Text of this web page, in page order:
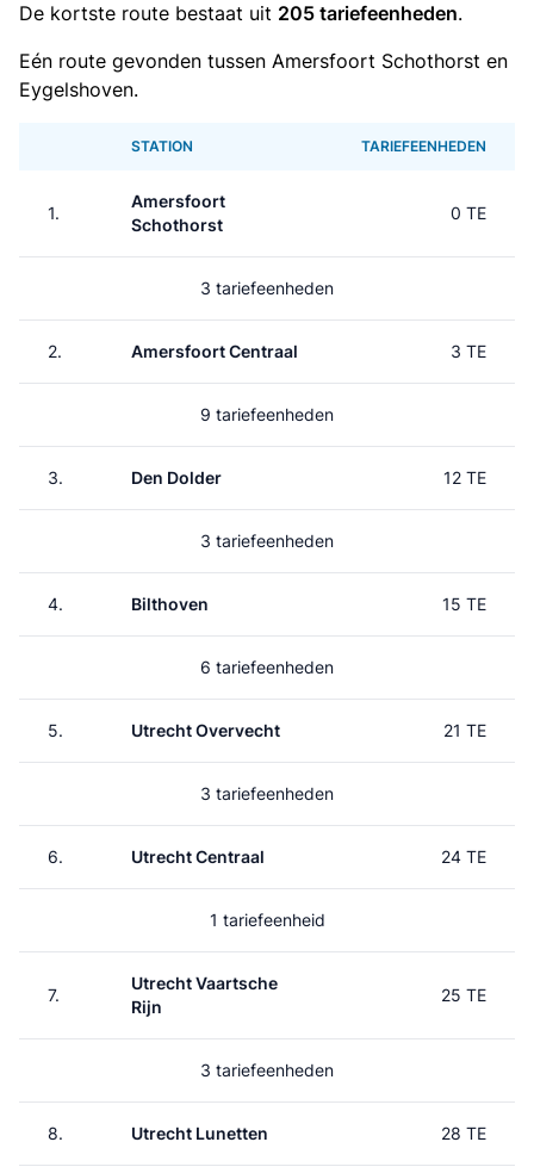
De kortste route bestaat uit 205 tariefeenheden.
Eén route gevonden tussen Amersfoort Schothorst en
Eygelshoven.
STATION TARIEFEENHEDEN
1.
Amersfoort
Schothorst
0 TE
3 tariefeenheden
2. Amersfoort Centraal 3 TE
9 tariefeenheden
3. Den Dolder 12 TE
3 tariefeenheden
4. Bilthoven 15 TE
6 tariefeenheden
5. Utrecht Overvecht 21 TE
3 tariefeenheden
6. Utrecht Centraal 24 TE
1 tariefeenheid
7.
Utrecht Vaartsche
Rijn
25 TE
3 tariefeenheden
8. Utrecht Lunetten 28 TE